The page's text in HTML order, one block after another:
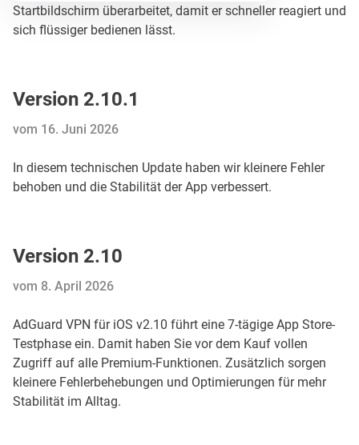
Startbildschirm überarbeitet, damit er schneller reagiert und
sich flüssiger bedienen lässt.
Version 2.10.1
vom 16. Juni 2026
In diesem technischen Update haben wir kleinere Fehler
behoben und die Stabilität der App verbessert.
Version 2.10
vom 8. April 2026
AdGuard VPN für iOS v2.10 führt eine 7-tägige App Store-
Testphase ein. Damit haben Sie vor dem Kauf vollen
Zugriff auf alle Premium-Funktionen. Zusätzlich sorgen
kleinere Fehlerbehebungen und Optimierungen für mehr
Stabilität im Alltag.